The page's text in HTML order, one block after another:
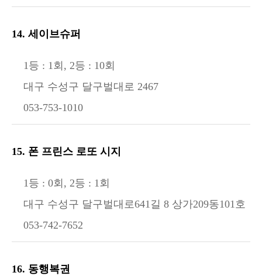
14. 세이브슈퍼
1등 : 1회, 2등 : 10회
대구 수성구 달구벌대로 2467
053-753-1010
15. 폰 프린스 로또 시지
1등 : 0회, 2등 : 1회
대구 수성구 달구벌대로641길 8 상가209동101호
053-742-7652
16. 동행복권